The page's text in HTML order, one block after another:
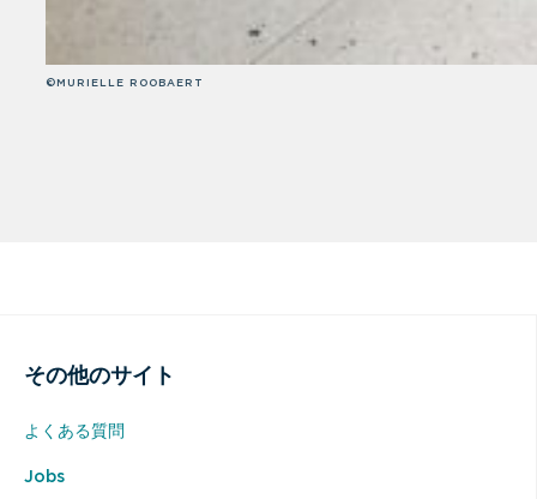
©MURIELLE ROOBAERT
その他のサイト
よくある質問
Jobs